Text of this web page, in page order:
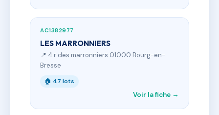
AC1382977
LES MARRONNIERS
📍 4 r des marronniers 01000 Bourg-en-
Bresse
🏠 47 lots
Voir la fiche →